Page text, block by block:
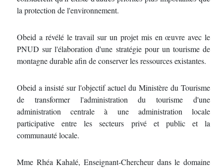
la protection de l'environnement.
Obeid a révélé le travail sur un projet mis en œuvre avec le
PNUD sur l'élaboration d'une stratégie pour un tourisme de
montagne durable afin de conserver les ressources existantes.
Obeid a insisté sur l'objectif actuel du Ministère du Tourisme
de transformer l'administration du tourisme d'une
administration centrale à une administration locale
participative entre les secteurs privé et public et la
communauté locale.
Mme Rhéa Kahalé, Enseignant-Chercheur dans le domaine